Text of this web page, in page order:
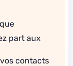
part aux
contacts